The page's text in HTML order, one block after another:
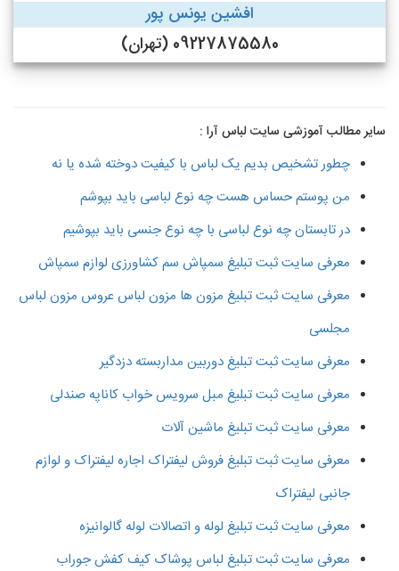
افشین یونس پور
09227875580 (تهران)
سایر مطالب آموزشی سایت لباس آرا :
چطور تشخیص بدیم یک لباس با کیفیت دوخته شده یا نه
من پوستم حساس هست چه نوع لباسی باید بپوشم
در تابستان چه نوع لباسی با چه نوع جنسی باید بپوشیم
معرفی سایت ثبت تبلیغ سمپاش سم کشاورزی لوازم سمپاش
معرفی سایت ثبت تبلیغ مزون ها مزون لباس عروس مزون لباس
مجلسی
معرفی سایت ثبت تبلیغ دوربین مداربسته دزدگیر
معرفی سایت ثبت تبلیغ مبل سرویس خواب کاناپه صندلی
معرفی سایت ثبت تبلیغ ماشین آلات
معرفی سایت ثبت تبلیغ فروش لیفتراک اجاره لیفتراک و لوازم
جانبی لیفتراک
معرفی سایت ثبت تبلیغ لوله و اتصالات لوله گالوانیزه
معرفی سایت ثبت تبلیغ لباس پوشاک کیف کفش جوراب